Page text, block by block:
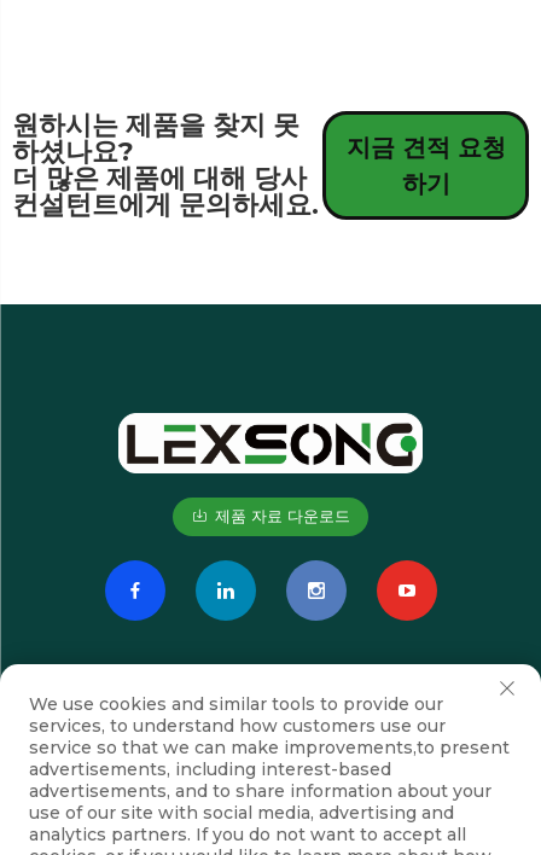
원하시는 제품을 찾지 못
하셨나요?
더 많은 제품에 대해 당사
컨설턴트에게 문의하세요.
지금 견적 요청
하기
제품 자료 다운로드
구독하기
We use cookies and similar tools to provide our
services, to understand how customers use our
service so that we can make improvements,to present
advertisements, including interest-based
advertisements, and to share information about your
use of our site with social media, advertising and
analytics partners. If you do not want to accept all